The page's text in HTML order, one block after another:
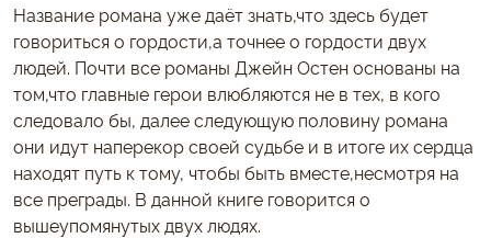
Название романа уже даёт знать,что здесь будет
говориться о гордости,а точнее о гордости двух
людей. Почти все романы Джейн Остен основаны на
том,что главные герои влюбляются не в тех, в кого
следовало бы, далее следующую половину романа
они идут наперекор своей судьбе и в итоге их сердца
находят путь к тому, чтобы быть вместе,несмотря на
все преграды. В данной книге говорится о
вышеупомянутых двух людях.